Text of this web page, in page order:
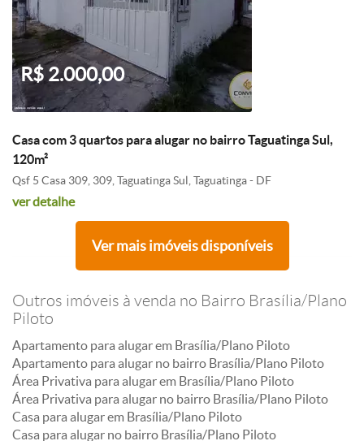
R$ 2.000,00
Casa com 3 quartos para alugar no bairro Taguatinga Sul,
120m²
Qsf 5 Casa 309, 309, Taguatinga Sul, Taguatinga - DF
ver detalhe
Ver mais imóveis disponíveis
Outros imóveis à venda no Bairro Brasília/Plano
Piloto
Apartamento para alugar em Brasília/Plano Piloto
Apartamento para alugar no bairro Brasília/Plano Piloto
Área Privativa para alugar em Brasília/Plano Piloto
Área Privativa para alugar no bairro Brasília/Plano Piloto
Casa para alugar em Brasília/Plano Piloto
Casa para alugar no bairro Brasília/Plano Piloto